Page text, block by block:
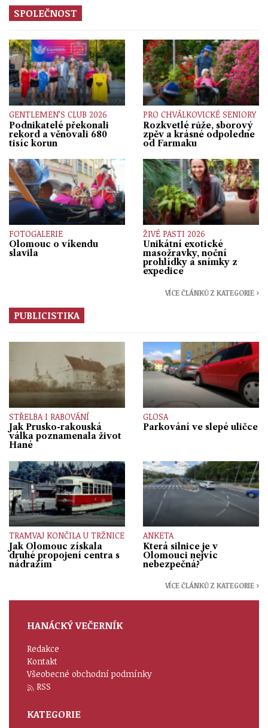
SPOLEČNOST
GENTLEMEN’S CLUB 2026
Podnikatelé překonali
rekord a věnovali 680
tisíc korun
PRO CHVÁLKOVICKÉ SENIORY
Rozkvetlé růže, sborový
zpěv a krásné odpoledne
od Farmaku
FOTOGALERIE
Olomouc o víkendu
slavila
ŽIVÉ PASTI 2026
Unikátní exotické
masožravky, noční
prohlídky a snímky z
expedice
VÍCE ČLÁNKŮ Z KATEGORIE ›
PUBLICISTIKA
STŘELBA I RABOVÁNÍ
Jak Prusko-rakouská
válka poznamenala život
Hané
GLOSA
Parkování ve slepé uličce
TRAMVAJ KONČILA U TRŽNICE
Jak Olomouc získala
druhé propojení centra s
nádražím
ANKETA
Která silnice je v
Olomouci nejvíc
nebezpečná?
VÍCE ČLÁNKŮ Z KATEGORIE ›
HANÁCKÝ VEČERNÍK
Redakce
Kontakt
Všeobecné obchodní podmínky
RSS
KATEGORIE